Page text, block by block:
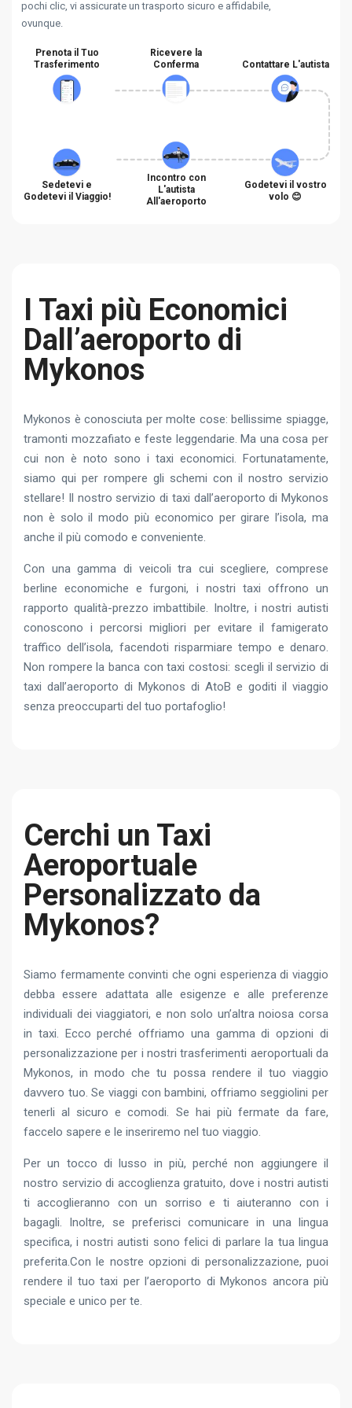
pochi clic, vi assicurate un trasporto sicuro e affidabile,
ovunque.
Prenota il Tuo
Trasferimento
Ricevere la
Conferma
Contattare L'autista
Sedetevi e
Godetevi il Viaggio!
Incontro con
L'autista
All'aeroporto
Godetevi il vostro
volo 😊
I Taxi più Economici
Dall’aeroporto di
Mykonos
Mykonos è conosciuta per molte cose: bellissime spiagge,
tramonti mozzafiato e feste leggendarie. Ma una cosa per
cui non è noto sono i taxi economici. Fortunatamente,
siamo qui per rompere gli schemi con il nostro servizio
stellare! Il nostro servizio di taxi dall’aeroporto di Mykonos
non è solo il modo più economico per girare l’isola, ma
anche il più comodo e conveniente.
Con una gamma di veicoli tra cui scegliere, comprese
berline economiche e furgoni, i nostri taxi offrono un
rapporto qualità-prezzo imbattibile. Inoltre, i nostri autisti
conoscono i percorsi migliori per evitare il famigerato
traffico dell’isola, facendoti risparmiare tempo e denaro.
Non rompere la banca con taxi costosi: scegli il servizio di
taxi dall’aeroporto di Mykonos di AtoB e goditi il ​​viaggio
senza preoccuparti del tuo portafoglio!
Cerchi un Taxi
Aeroportuale
Personalizzato da
Mykonos?
Siamo fermamente convinti che ogni esperienza di viaggio
debba essere adattata alle esigenze e alle preferenze
individuali dei viaggiatori, e non solo un’altra noiosa corsa
in taxi. Ecco perché offriamo una gamma di opzioni di
personalizzazione per i nostri trasferimenti aeroportuali da
Mykonos, in modo che tu possa rendere il tuo viaggio
davvero tuo. Se viaggi con bambini, offriamo seggiolini per
tenerli al sicuro e comodi. Se hai più fermate da fare,
faccelo sapere e le inseriremo nel tuo viaggio.
Per un tocco di lusso in più, perché non aggiungere il
nostro servizio di accoglienza gratuito, dove i nostri autisti
ti accoglieranno con un sorriso e ti aiuteranno con i
bagagli. Inoltre, se preferisci comunicare in una lingua
specifica, i nostri autisti sono felici di parlare la tua lingua
preferita.Con le nostre opzioni di personalizzazione, puoi
rendere il tuo taxi per l’aeroporto di Mykonos ancora più
speciale e unico per te.